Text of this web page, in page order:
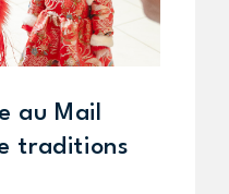
au Mail
traditions